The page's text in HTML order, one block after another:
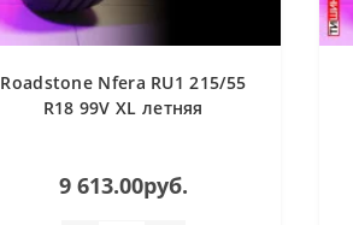
Roadstone Nfera RU1 215/55
R18 99V XL летняя
9 613.00руб.